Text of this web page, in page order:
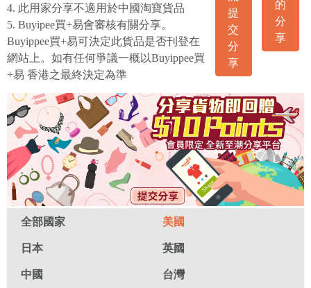
4. 此用家分享不適用於中國淘寶貨品
5. Buyipee買+易會審核有關分享。
Buyippee買+易可決定此貨品是否刊登在
網站上。如有任何爭議一概以Buyippee買
+易 香港之最終決定為準
提
交
分
享
的
分
享
全部國家 美國
日本 英國
中國 台灣